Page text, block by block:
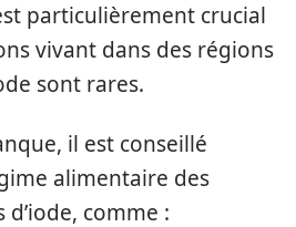
particulièrement crucial
vivant dans des régions
sont rares.
il est conseillé
alimentaire des
comme :